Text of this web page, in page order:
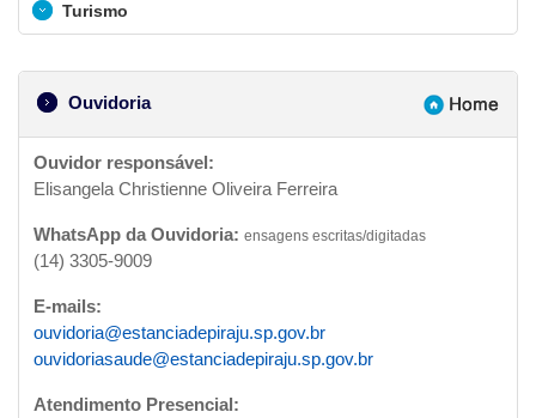
Turismo
Ouvidoria
Ouvidor responsável:
Elisangela Christienne Oliveira Ferreira
WhatsApp da Ouvidoria: ensagens escritas/digitadas
(14) 3305-9009
E-mails:
ouvidoria@estanciadepiraju.sp.gov.br
ouvidoriasaude@estanciadepiraju.sp.gov.br
Atendimento Presencial: